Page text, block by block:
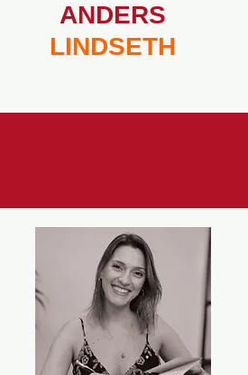
ANDERS
LINDSETH